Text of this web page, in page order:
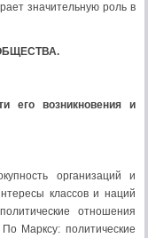
значительную роль в
его возникновения и
организаций и
классов и наций
отношения
Марксу: политические